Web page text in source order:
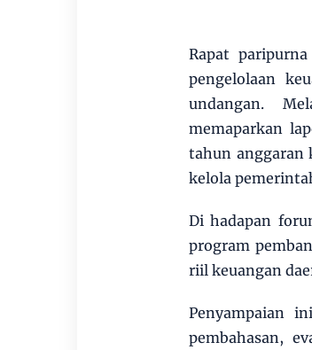
Rapat
pengelolaan
undangan.
memaparkan
tahun anggaran
kelola
Di hadapan
program
riil keuangan
Penyampaian
pembahasan,